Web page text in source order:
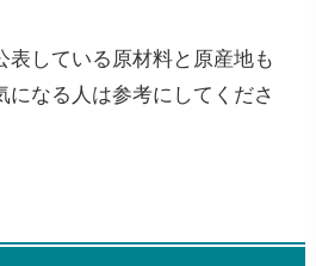
表している原材料と原産地も
になる人は参考にしてくださ